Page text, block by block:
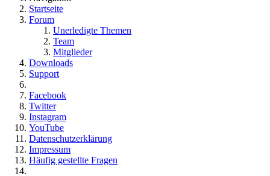
Startseite
Forum
Unerledigte Themen
Team
Mitglieder
Downloads
Support
Facebook
Twitter
Instagram
YouTube
Datenschutzerklärung
Impressum
Häufig gestellte Fragen